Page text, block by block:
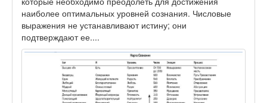
наиболее оптимальных уровней сознания. Числовые
выражения не устанавливают истину; они
подтверждают ее....